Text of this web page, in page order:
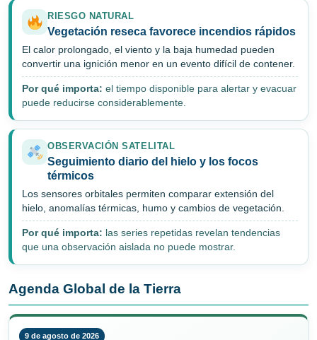
RIESGO NATURAL
Vegetación reseca favorece incendios rápidos
El calor prolongado, el viento y la baja humedad pueden
convertir una ignición menor en un evento difícil de contener.
Por qué importa: el tiempo disponible para alertar y evacuar
puede reducirse considerablemente.
OBSERVACIÓN SATELITAL
Seguimiento diario del hielo y los focos
térmicos
Los sensores orbitales permiten comparar extensión del
hielo, anomalías térmicas, humo y cambios de vegetación.
Por qué importa: las series repetidas revelan tendencias
que una observación aislada no puede mostrar.
Agenda Global de la Tierra
9 de agosto de 2026